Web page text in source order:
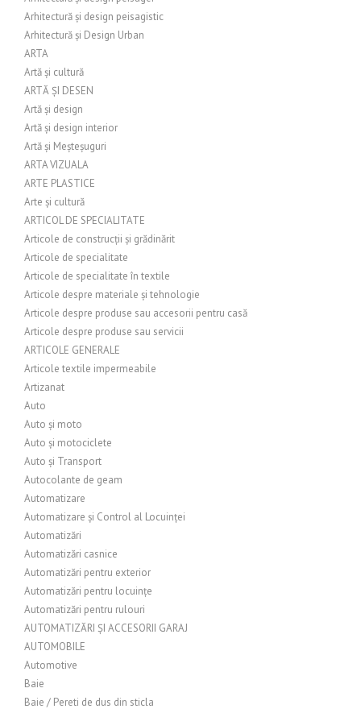
Arhitectură și design peisagistic
Arhitectură și Design Urban
ARTA
Artă și cultură
ARTĂ ȘI DESEN
Artă și design
Artă și design interior
Artă și Meșteșuguri
ARTA VIZUALA
ARTE PLASTICE
Arte și cultură
ARTICOL DE SPECIALITATE
Articole de construcții și grădinărit
Articole de specialitate
Articole de specialitate în textile
Articole despre materiale și tehnologie
Articole despre produse sau accesorii pentru casă
Articole despre produse sau servicii
ARTICOLE GENERALE
Articole textile impermeabile
Artizanat
Auto
Auto și moto
Auto și motociclete
Auto și Transport
Autocolante de geam
Automatizare
Automatizare și Control al Locuinței
Automatizări
Automatizări casnice
Automatizări pentru exterior
Automatizări pentru locuințe
Automatizări pentru rulouri
AUTOMATIZĂRI ȘI ACCESORII GARAJ
AUTOMOBILE
Automotive
Baie
Baie / Pereti de dus din sticla